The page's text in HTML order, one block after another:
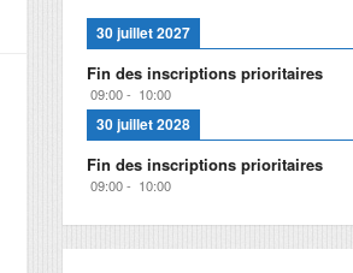
30 juillet 2027
Fin des inscriptions prioritaires
09:00- 10:00
30 juillet 2028
Fin des inscriptions prioritaires
09:00- 10:00